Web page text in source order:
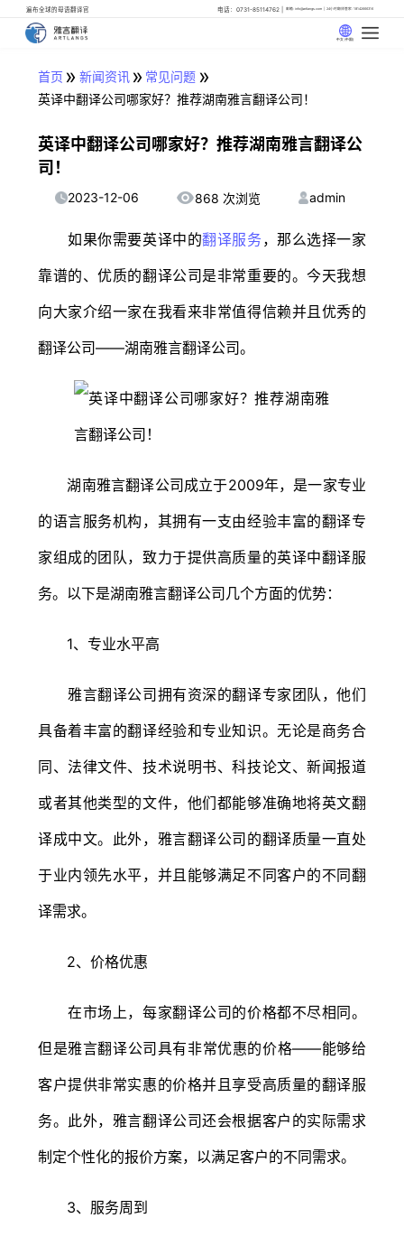
遍布全球的母语翻译官 电话：0731-85114762 邮箱: info@artlangs.com 24小时翻译管家: 18142666316
中文 (中国)
首页 » 新闻资讯» 常见问题 »
英译中翻译公司哪家好？推荐湖南雅言翻译公司！
英译中翻译公司哪家好？推荐湖南雅言翻译公
司！
2023-12-06 868 次浏览 admin
如果你需要英译中的翻译服务 ，那么选择一家
靠谱的、优质的翻译公司是非常重要的。今天我想
向大家介绍一家在我看来非常值得信赖并且优秀的
翻译公司——湖南雅言翻译公司。
湖南雅言翻译公司成立于2009年，是一家专业
的语言服务机构，其拥有一支由经验丰富的翻译专
家组成的团队，致力于提供高质量的英译中翻译服
务。以下是湖南雅言翻译公司几个方面的优势：
1、专业水平高
雅言翻译公司拥有资深的翻译专家团队，他们
具备着丰富的翻译经验和专业知识。无论是商务合
同、法律文件、技术说明书、科技论文、新闻报道
或者其他类型的文件，他们都能够准确地将英文翻
译成中文。此外，雅言翻译公司的翻译质量一直处
于业内领先水平，并且能够满足不同客户的不同翻
译需求。
2、价格优惠
在市场上，每家翻译公司的价格都不尽相同。
但是雅言翻译公司具有非常优惠的价格——能够给
客户提供非常实惠的价格并且享受高质量的翻译服
务。此外，雅言翻译公司还会根据客户的实际需求
制定个性化的报价方案，以满足客户的不同需求。
3、服务周到